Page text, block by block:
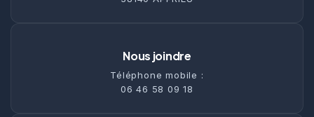
Nous joindre
Téléphone mobile :
06 46 58 09 18